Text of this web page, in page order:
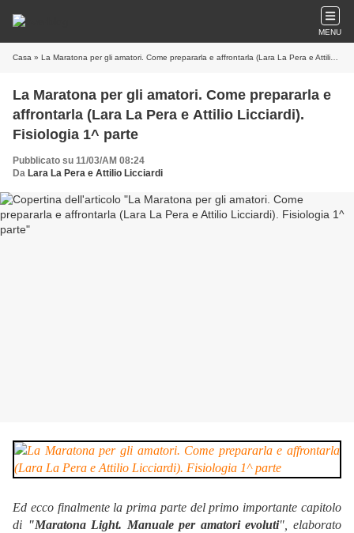
MENU
Casa » La Maratona per gli amatori. Come prepararla e affrontarla (Lara La Pera e Attilio Licciardi). Fisiologia 1^ parte
La Maratona per gli amatori. Come prepararla e
affrontarla (Lara La Pera e Attilio Licciardi).
Fisiologia 1^ parte
Pubblicato su 11/03/AM 08:24
Da Lara La Pera e Attilio Licciardi
Ed ecco finalmente la prima parte del primo importante capitolo
di "Maratona Light. Manuale per amatori evoluti", elaborato